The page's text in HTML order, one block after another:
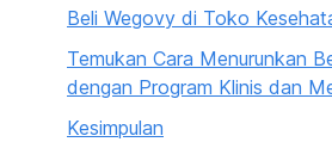
Beli Wegovy di Toko
Temukan Cara Menurunkan
dengan Program Klinis dan
Kesimpulan